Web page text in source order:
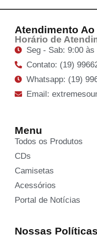
Atendimento Ao
Horário de
Seg - Sab: 9:00 às
Contato: (19)
Whatsapp: (19)
Email:
Menu
Todos os Produtos
CDs
Camisetas
Acessórios
Portal de Notícias
Nossas Políticas